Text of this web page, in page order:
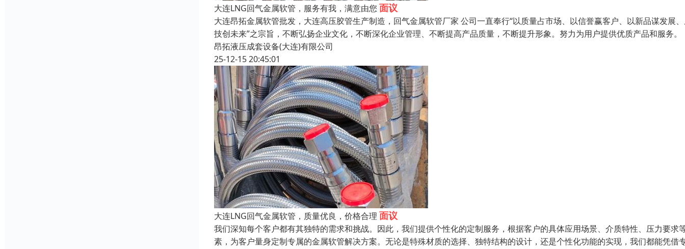
大连LNG回气金属软管，服务有我，满意由您 面议
大连昂拓金属软管批发，大连高压胶管生产制造，回气金属软管厂家 公司一直奉行“以质量占市场、以信誉赢客户、以新品谋发展
技创未来”之宗旨，不断弘扬企业文化，不断深化企业管理、不断提高产品质量，不断提升形象。努力为用户提供优质产品和服务。
昂拓液压成套设备(大连)有限公司
25-12-15 20:45:01
大连LNG回气金属软管，质量优良，价格合理 面议
我们深知每个客户都有其独特的需求和挑战。因此，我们提供个性化的定制服务，根据客户的具体应用场景、介质特性、压力要求
素，为客户量身定制专属的金属软管解决方案。无论是特殊材质的选择、独特结构的设计，还是个性化功能的实现，我们都能凭借